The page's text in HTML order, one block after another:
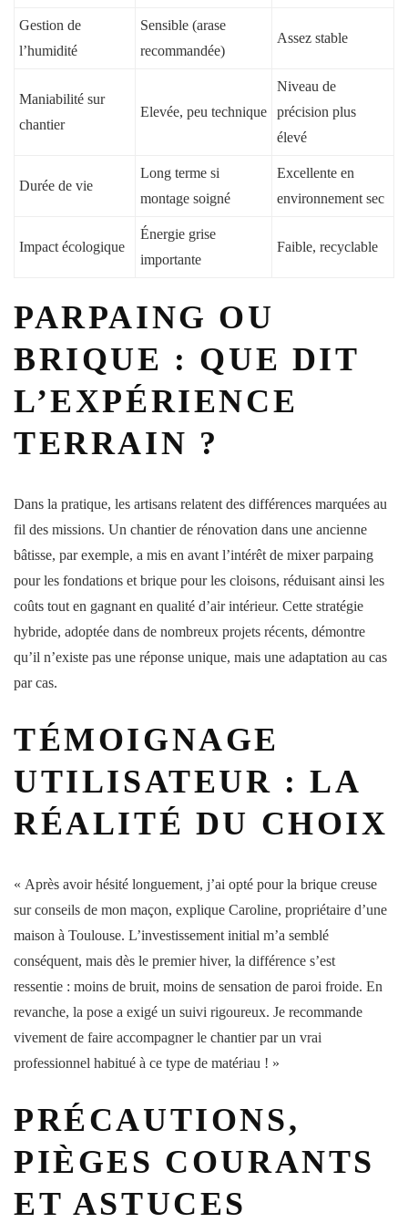
Gestion de
l’humidité
Sensible (arase
recommandée)
Assez stable
Maniabilité sur
chantier
Elevée, peu technique
Niveau de
précision plus
élevé
Durée de vie
Long terme si
montage soigné
Excellente en
environnement sec
Impact écologique
Énergie grise
importante
Faible, recyclable
PARPAING OU
BRIQUE : QUE DIT
L’EXPÉRIENCE
TERRAIN ?
Dans la pratique, les artisans relatent des différences marquées au
fil des missions. Un chantier de rénovation dans une ancienne
bâtisse, par exemple, a mis en avant l’intérêt de mixer parpaing
pour les fondations et brique pour les cloisons, réduisant ainsi les
coûts tout en gagnant en qualité d’air intérieur. Cette stratégie
hybride, adoptée dans de nombreux projets récents, démontre
qu’il n’existe pas une réponse unique, mais une adaptation au cas
par cas.
TÉMOIGNAGE
UTILISATEUR : LA
RÉALITÉ DU CHOIX
« Après avoir hésité longuement, j’ai opté pour la brique creuse
sur conseils de mon maçon, explique Caroline, propriétaire d’une
maison à Toulouse. L’investissement initial m’a semblé
conséquent, mais dès le premier hiver, la différence s’est
ressentie : moins de bruit, moins de sensation de paroi froide. En
revanche, la pose a exigé un suivi rigoureux. Je recommande
vivement de faire accompagner le chantier par un vrai
professionnel habitué à ce type de matériau ! »
PRÉCAUTIONS,
PIÈGES COURANTS
ET ASTUCES